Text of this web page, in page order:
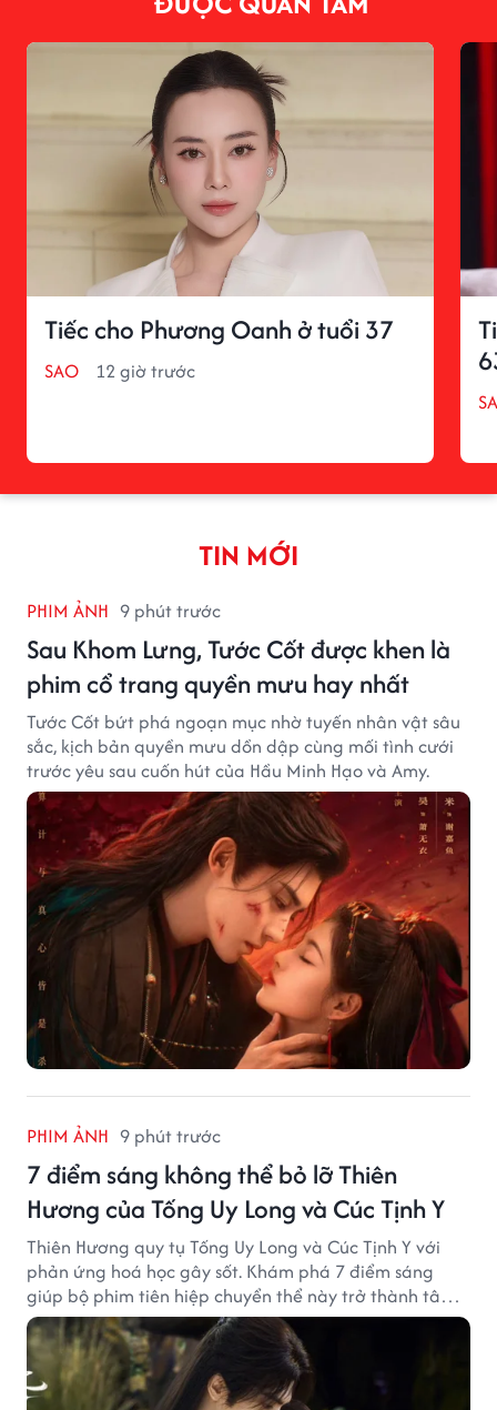
Tiếc cho Phương Oanh ở tuổi 37
SAO 12 giờ trước
TIN MỚI
PHIM ẢNH 9 phút trước
Sau Khom Lưng, Tước Cốt được khen là
phim cổ trang quyền mưu hay nhất
Tước Cốt bứt phá ngoạn mục nhờ tuyến nhân vật sâu
sắc, kịch bản quyền mưu dồn dập cùng mối tình cưới
trước yêu sau cuốn hút của Hầu Minh Hạo và Amy.
PHIM ẢNH 9 phút trước
7 điểm sáng không thể bỏ lỡ Thiên
Hương của Tống Uy Long và Cúc Tịnh Y
Thiên Hương quy tụ Tống Uy Long và Cúc Tịnh Y với
phản ứng hoá học gây sốt. Khám phá 7 điểm sáng
giúp bộ phim tiên hiệp chuyển thể này trở thành tâm
điểm chú ý.